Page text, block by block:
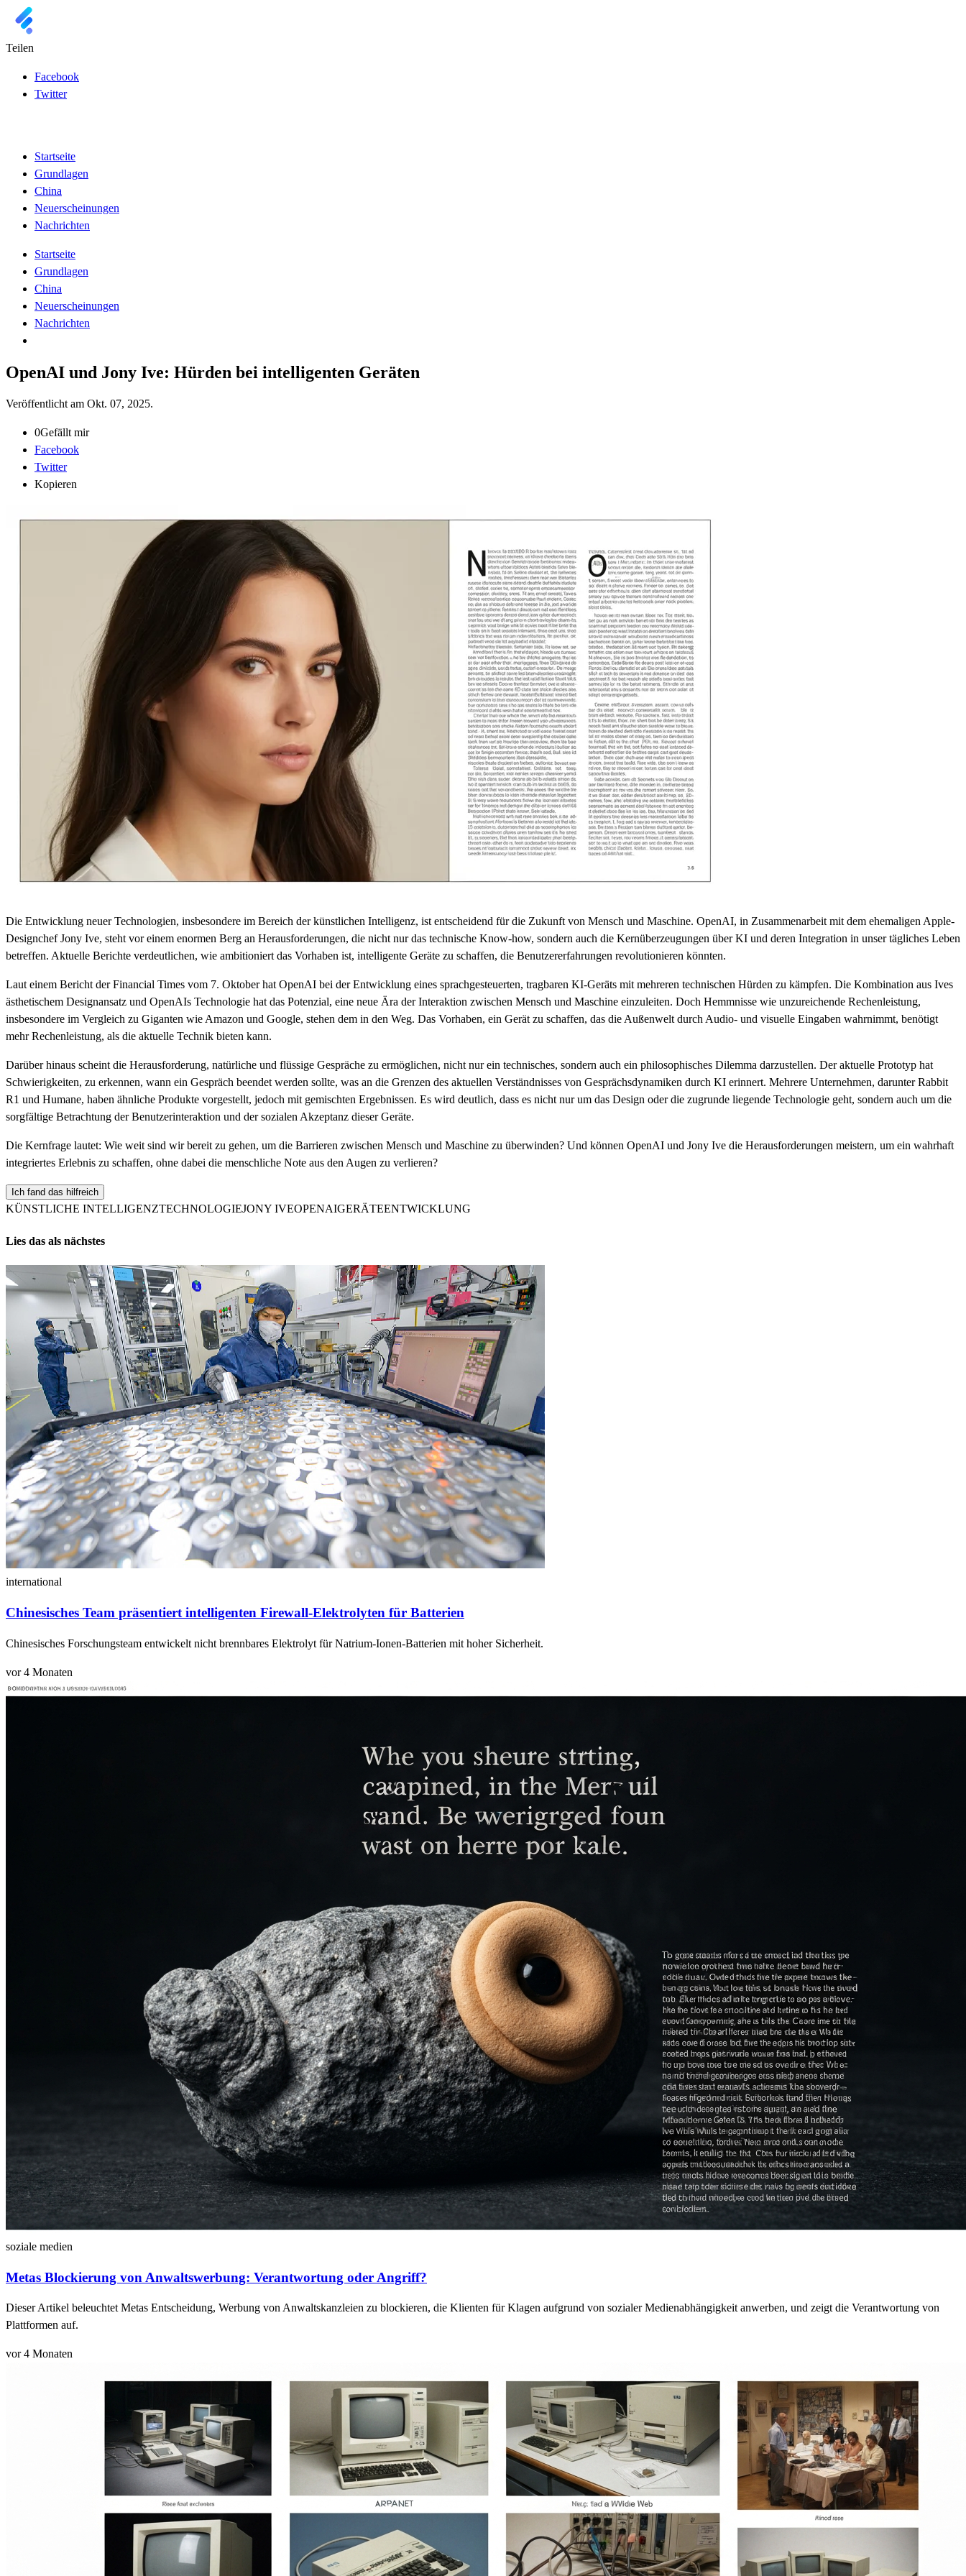
Teilen
Facebook
Twitter
Startseite
Grundlagen
China
Neuerscheinungen
Nachrichten
Startseite
Grundlagen
China
Neuerscheinungen
Nachrichten
OpenAI und Jony Ive: Hürden bei intelligenten Geräten
Veröffentlicht am Okt. 07, 2025.
0Gefällt mir
Facebook
Twitter
Kopieren
Die Entwicklung neuer Technologien, insbesondere im Bereich der künstlichen Intelligenz, ist entscheidend für die Zukunft von Mensch und Maschine. OpenAI, in Zusammenarbeit mit dem ehemaligen Apple-
Designchef Jony Ive, steht vor einem enormen Berg an Herausforderungen, die nicht nur das technische Know-how, sondern auch die Kernüberzeugungen über KI und deren Integration in unser tägliches Leben
betreffen. Aktuelle Berichte verdeutlichen, wie ambitioniert das Vorhaben ist, intelligente Geräte zu schaffen, die Benutzererfahrungen revolutionieren könnten.
Laut einem Bericht der Financial Times vom 7. Oktober hat OpenAI bei der Entwicklung eines sprachgesteuerten, tragbaren KI-Geräts mit mehreren technischen Hürden zu kämpfen. Die Kombination aus Ives
ästhetischem Designansatz und OpenAIs Technologie hat das Potenzial, eine neue Ära der Interaktion zwischen Mensch und Maschine einzuleiten. Doch Hemmnisse wie unzureichende Rechenleistung,
insbesondere im Vergleich zu Giganten wie Amazon und Google, stehen dem in den Weg. Das Vorhaben, ein Gerät zu schaffen, das die Außenwelt durch Audio- und visuelle Eingaben wahrnimmt, benötigt
mehr Rechenleistung, als die aktuelle Technik bieten kann.
Darüber hinaus scheint die Herausforderung, natürliche und flüssige Gespräche zu ermöglichen, nicht nur ein technisches, sondern auch ein philosophisches Dilemma darzustellen. Der aktuelle Prototyp hat
Schwierigkeiten, zu erkennen, wann ein Gespräch beendet werden sollte, was an die Grenzen des aktuellen Verständnisses von Gesprächsdynamiken durch KI erinnert. Mehrere Unternehmen, darunter Rabbit
R1 und Humane, haben ähnliche Produkte vorgestellt, jedoch mit gemischten Ergebnissen. Es wird deutlich, dass es nicht nur um das Design oder die zugrunde liegende Technologie geht, sondern auch um die
sorgfältige Betrachtung der Benutzerinteraktion und der sozialen Akzeptanz dieser Geräte.
Die Kernfrage lautet: Wie weit sind wir bereit zu gehen, um die Barrieren zwischen Mensch und Maschine zu überwinden? Und können OpenAI und Jony Ive die Herausforderungen meistern, um ein wahrhaft
integriertes Erlebnis zu schaffen, ohne dabei die menschliche Note aus den Augen zu verlieren?
Ich fand das hilfreich
KÜNSTLICHE INTELLIGENZTECHNOLOGIEJONY IVEOPENAIGERÄTEENTWICKLUNG
Lies das als nächstes
international
Chinesisches Team präsentiert intelligenten Firewall-Elektrolyten für Batterien
Chinesisches Forschungsteam entwickelt nicht brennbares Elektrolyt für Natrium-Ionen-Batterien mit hoher Sicherheit.
vor 4 Monaten
soziale medien
Metas Blockierung von Anwaltswerbung: Verantwortung oder Angriff?
Dieser Artikel beleuchtet Metas Entscheidung, Werbung von Anwaltskanzleien zu blockieren, die Klienten für Klagen aufgrund von sozialer Medienabhängigkeit anwerben, und zeigt die Verantwortung von
Plattformen auf.
vor 4 Monaten